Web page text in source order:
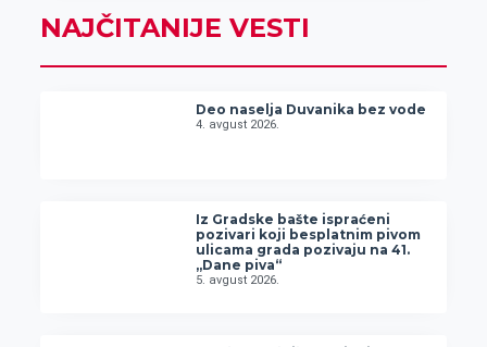
NAJČITANIJE VESTI
Deo naselja Duvanika bez vode
4. avgust 2026.
Iz Gradske bašte ispraćeni
pozivari koji besplatnim pivom
ulicama grada pozivaju na 41.
„Dane piva“
5. avgust 2026.